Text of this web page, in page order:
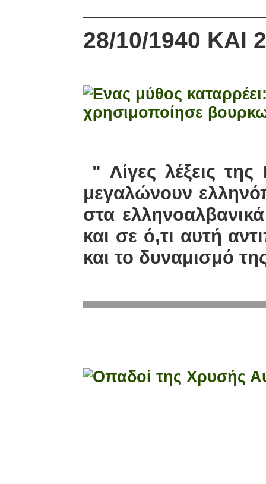
28/10/1940 KAI
" Λίγες λέξεις
μεγαλώνουν
στα
και σε ό,τι αυτή
και το δυναμισμό